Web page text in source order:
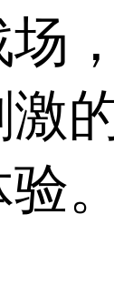
场
激
。